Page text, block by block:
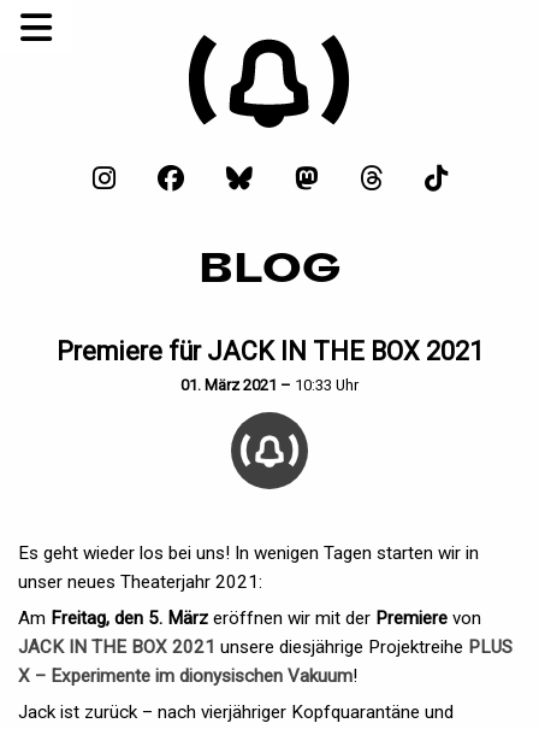
BLOG
Premiere für JACK IN THE BOX 2021
01. März 2021 – 10:33 Uhr
Es geht wieder los bei uns! In wenigen Tagen starten wir in
unser neues Theaterjahr 2021:
Am Freitag, den 5. März eröffnen wir mit der Premiere von
JACK IN THE BOX 2021 unsere diesjährige Projektreihe PLUS
X – Experimente im dionysischen Vakuum!
Jack ist zurück – nach vierjähriger Kopfquarantäne und